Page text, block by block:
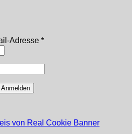
Adresse *Erforderlich
Anmelden
von Real Cookie Banner